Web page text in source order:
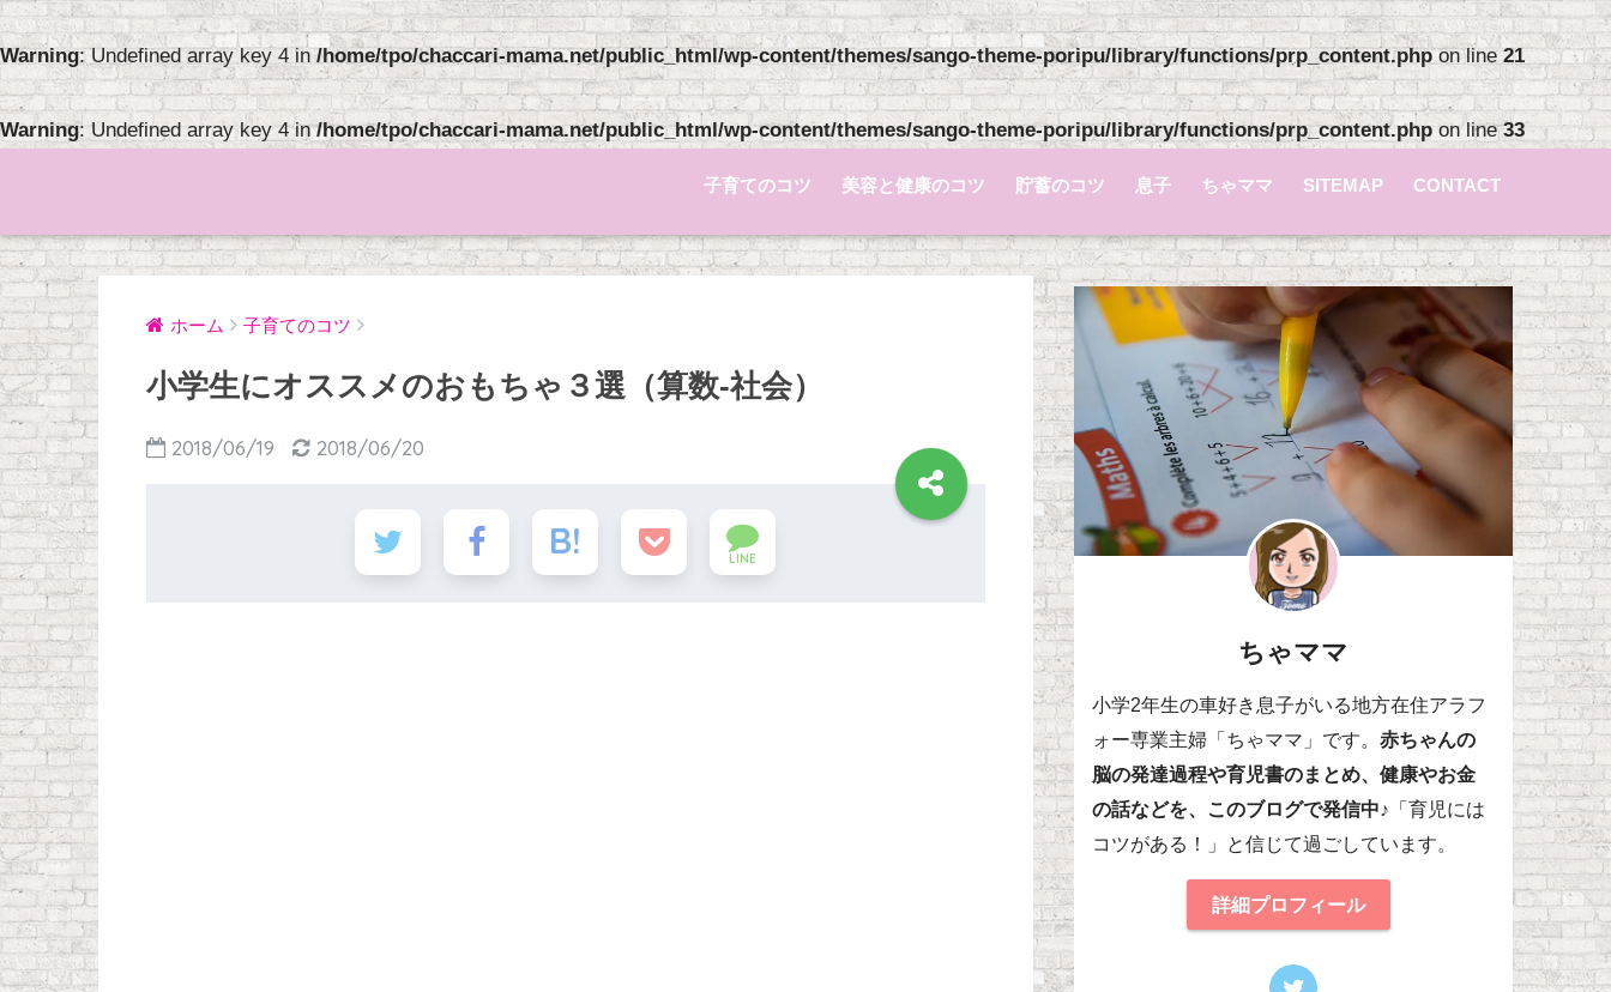
Warning: Undefined array key 4 in/home/tpo/chaccari-mama.net/public_html/wp-content/themes/sango-theme-poripu/library/functions/prp_content.phpon line 21
Warning: Undefined array key 4 in/home/tpo/chaccari-mama.net/public_html/wp-content/themes/sango-theme-poripu/library/functions/prp_content.php on line33
子育てのコツ 美容と健康のコツ 貯蓄のコツ 息子 ちゃママ SITEMAP CONTACT
ホーム 子育てのコツ
小学生にオススメのおもちゃ３選（算数-社会）
2018/06/19 2018/06/20
LINE
ちゃママ
小学2年生の車好き息子がいる地方在住アラフ
ォー専業主婦「ちゃママ」です。赤ちゃんの
脳の発達過程や育児書のまとめ、健康やお金
の話などを、このブログで発信中♪ 「育児には
コツがある！」と信じて過ごしています。
詳細プロフィール